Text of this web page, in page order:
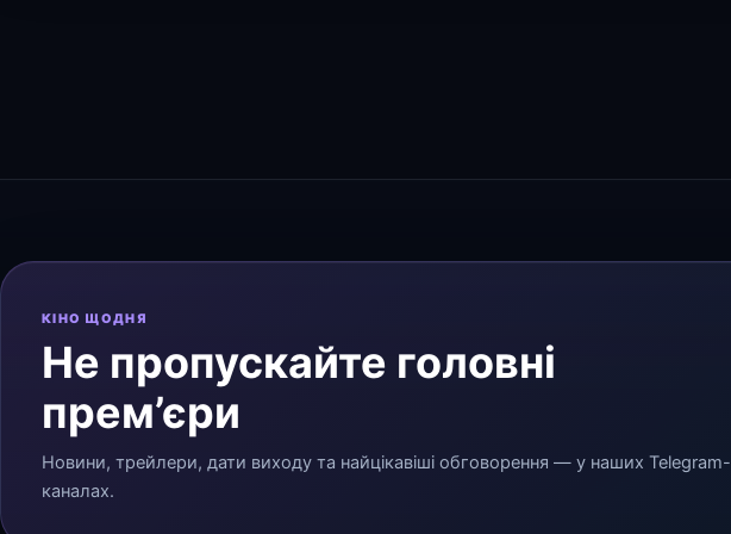
КІНО ЩОДНЯ
Не пропускайте головні
прем’єри
Новини, трейлери, дати виходу та найцікавіші обговорення — у наших Telegram-
каналах.